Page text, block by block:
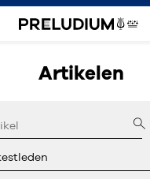
Artikelen